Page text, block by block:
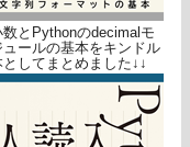
数とPythonのdecimalモ
ュールの基本をキンドル
としてまとめました↓↓